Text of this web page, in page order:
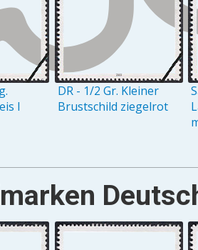
I
DR - 1/2 Gr. Kleiner
Brustschild ziegelrot